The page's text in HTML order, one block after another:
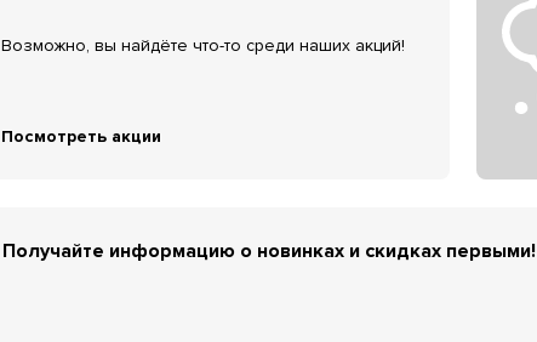
Возможно, вы найдёте что-то среди наших акций!
Посмотреть акции
Получайте информацию о новинках и скидках первыми!